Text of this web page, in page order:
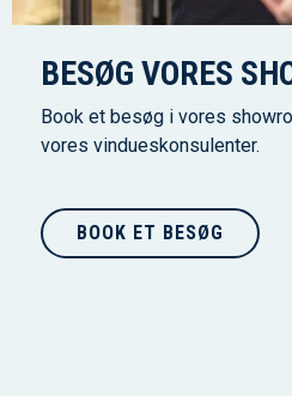
BESØG VORES
Book et besøg i vores
vores vindueskonsulenter.
BOOK ET BESØG